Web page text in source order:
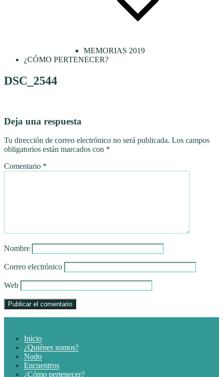
MEMORIAS 2019
¿CÓMO PERTENECER?
DSC_2544
Deja una respuesta
Tu dirección de correo electrónico no será publicada. Los campos
obligatorios están marcados con *
Comentario *
Nombre
Correo electrónico
Web
Inicio
¿Quiénes somos?
Nodo
Encuentros
¿Cómo pertenecer?